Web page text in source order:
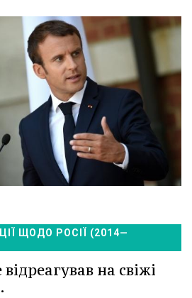
ЩОДО РОСІЇ (2014—
на свіжі